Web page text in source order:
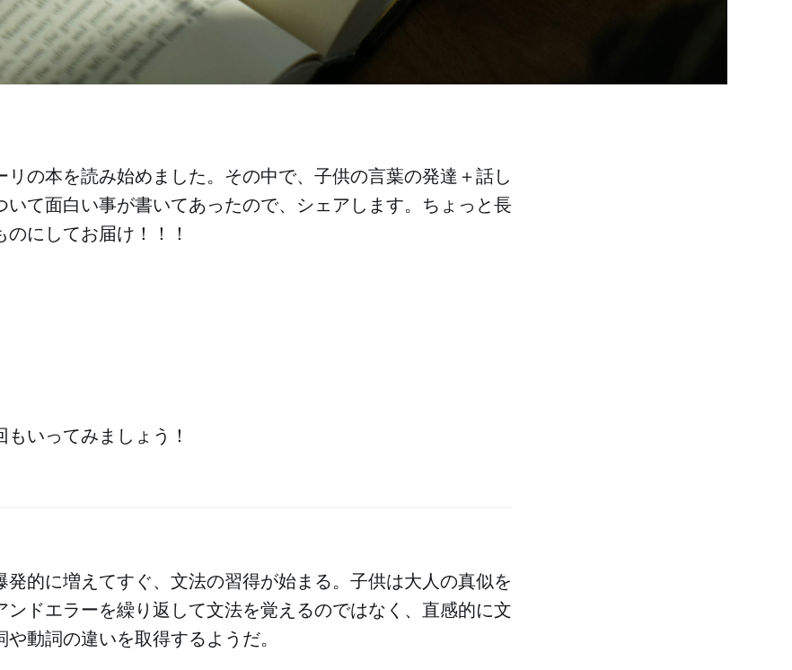
リの本を読み始めました。その中で、子供の言葉の発達＋話し
いて面白い事が書いてあったので、シェアします。ちょっと長
にしてお届け！！！
いってみましょう！
発的に増えてすぐ、文法の習得が始まる。子供は大人の真似を
ンドエラーを繰り返して文法を覚えるのではなく、直感的に文
動詞の違いを取得するようだ。